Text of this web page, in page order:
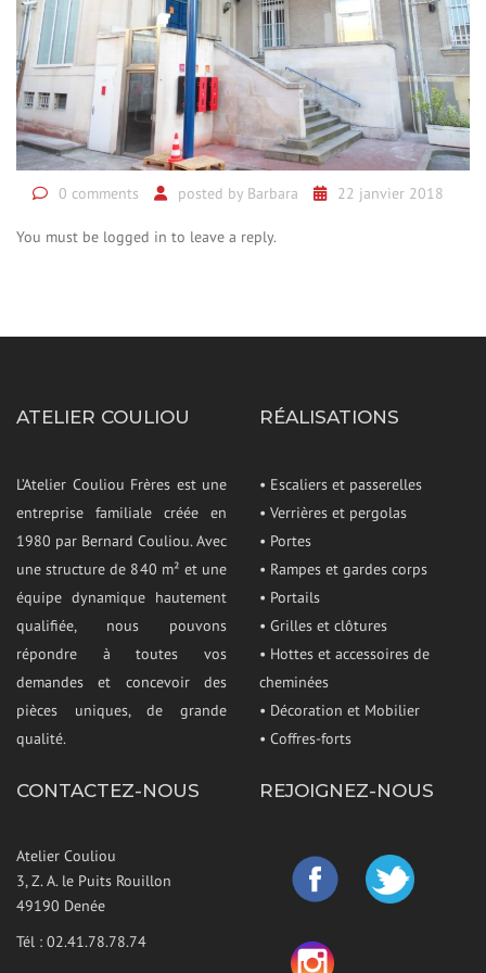
0 comments posted by Barbara 22 janvier 2018
You must be logged in to leave a reply.
ATELIER COULIOU
L’Atelier Couliou Frères est une
entreprise familiale créée en
1980 par Bernard Couliou. Avec
une structure de 840 m² et une
équipe dynamique hautement
qualifiée, nous pouvons
répondre à toutes vos
demandes et concevoir des
pièces uniques, de grande
qualité.
RÉALISATIONS
• Escaliers et passerelles
• Verrières et pergolas
• Portes
• Rampes et gardes corps
• Portails
• Grilles et clôtures
• Hottes et accessoires de
cheminées
• Décoration et Mobilier
• Coffres-forts
CONTACTEZ-NOUS
Atelier Couliou
3, Z. A. le Puits Rouillon
49190 Denée
Tél : 02.41.78.78.74
REJOIGNEZ-NOUS